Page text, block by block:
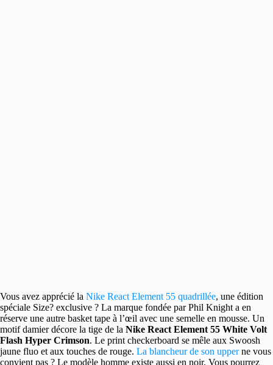
Vous avez apprécié la Nike React Element 55 quadrillée, une édition
spéciale Size? exclusive ? La marque fondée par Phil Knight a en
réserve une autre basket tape à l’œil avec une semelle en mousse. Un
motif damier décore la tige de la Nike React Element 55 White Volt
Flash Hyper Crimson. Le print checkerboard se mêle aux Swoosh
jaune fluo et aux touches de rouge. La blancheur de son upperne vous
convient pas ? Le modèle homme existe aussi en noir. Vous pourrez